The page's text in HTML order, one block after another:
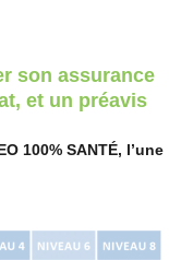
son assurance
et un préavis
100% SANTÉ, l’une